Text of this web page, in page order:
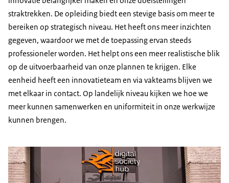
straktrekken. De opleiding biedt een stevige basis om meer te
bereiken op strategisch niveau. Het heeft ons meer inzichten
gegeven, waardoor we met de toepassing ervan steeds
professioneler worden. Het helpt ons een meer realistische blik
op de uitvoerbaarheid van onze plannen te krijgen. Elke
eenheid heeft een innovatieteam en via vakteams blijven we
met elkaar in contact. Op landelijk niveau kijken we hoe we
meer kunnen samenwerken en uniformiteit in onze werkwijze
kunnen brengen.